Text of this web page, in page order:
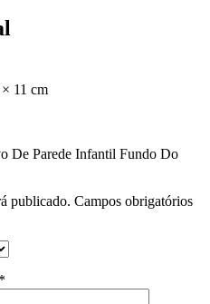
11 cm
De Parede Infantil Fundo Do
publicado. Campos obrigatórios
*